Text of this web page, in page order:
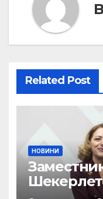
Related Post
НОВИНИ